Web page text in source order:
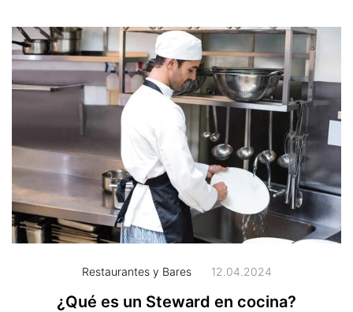
Restaurantes y Bares 12.04.2024
¿Qué es un Steward en cocina?